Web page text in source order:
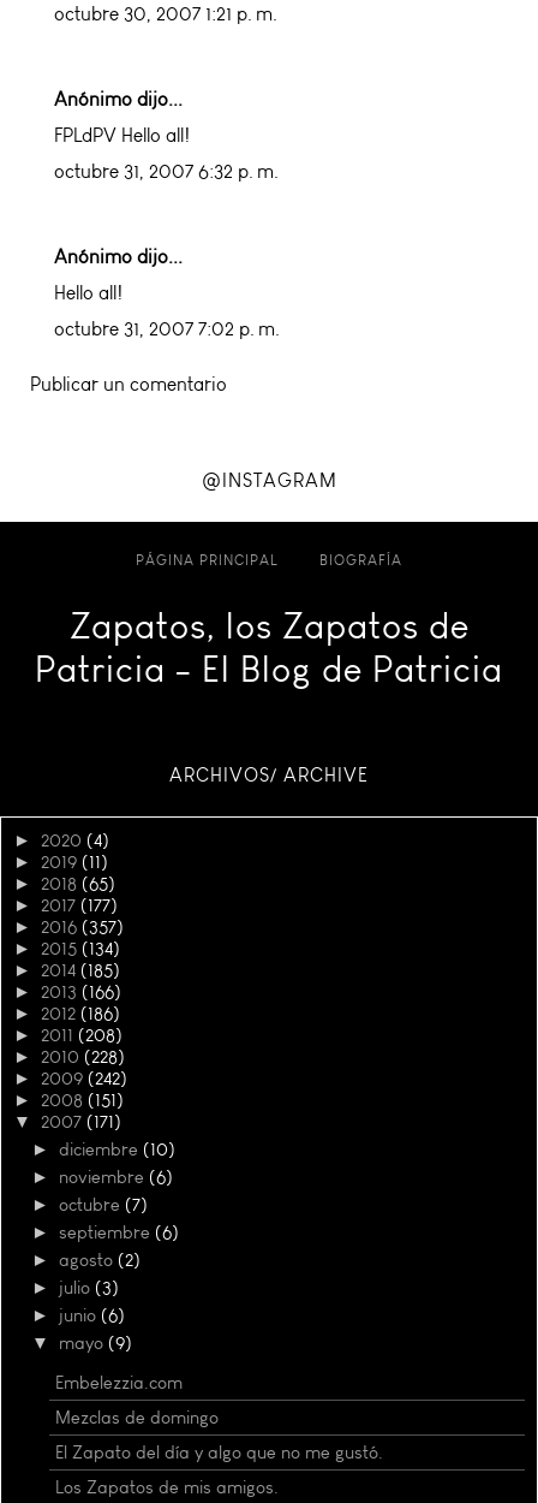
octubre 30, 2007 1:21 p. m.
Anónimo dijo...
FPLdPV Hello all!
octubre 31, 2007 6:32 p. m.
Anónimo dijo...
Hello all!
octubre 31, 2007 7:02 p. m.
Publicar un comentario
@INSTAGRAM
PÁGINA PRINCIPAL BIOGRAFÍA
Zapatos, los Zapatos de
Patricia - El Blog de Patricia
ARCHIVOS/ ARCHIVE
► 2020 (4)
► 2019 (11)
► 2018 (65)
► 2017 (177)
► 2016 (357)
► 2015 (134)
► 2014 (185)
► 2013 (166)
► 2012 (186)
► 2011 (208)
► 2010 (228)
► 2009 (242)
► 2008 (151)
▼ 2007 (171)
► diciembre (10)
► noviembre (6)
► octubre (7)
► septiembre (6)
► agosto (2)
► julio (3)
► junio (6)
▼ mayo (9)
Embelezzia.com
Mezclas de domingo
El Zapato del día y algo que no me gustó.
Los Zapatos de mis amigos.